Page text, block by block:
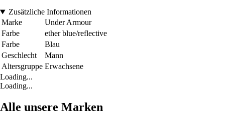
Zusätzliche Informationen
Marke
Under Armour
Farbe
ether blue/reflective
Farbe
Blau
Geschlecht
Mann
Altersgruppe Erwachsene
Loading...
Loading...
Alle unsere Marken